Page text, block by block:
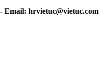
- Email: hrvietuc@vietuc.com